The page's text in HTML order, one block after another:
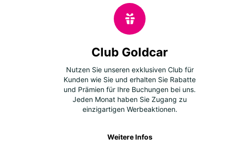
Club Goldcar
Nutzen Sie unseren exklusiven Club für
Kunden wie Sie und erhalten Sie Rabatte
und Prämien für Ihre Buchungen bei uns.
Jeden Monat haben Sie Zugang zu
einzigartigen Werbeaktionen.
Weitere Infos